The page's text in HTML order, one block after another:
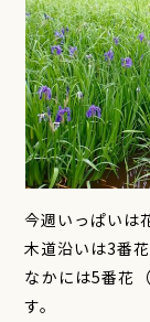
今週いっぱいは
木道沿いは3番
なかには5番花
す。